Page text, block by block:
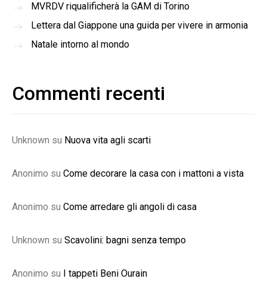
MVRDV riqualificherà la GAM di Torino
Lettera dal Giappone una guida per vivere in armonia
Natale intorno al mondo
Commenti recenti
Unknown su Nuova vita agli scarti
Anonimo su Come decorare la casa con i mattoni a vista
Anonimo su Come arredare gli angoli di casa
Unknown su Scavolini: bagni senza tempo
Anonimo su I tappeti Beni Ourain